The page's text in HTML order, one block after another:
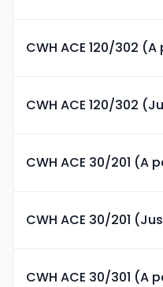
CWH ACE 120/302
CWH ACE 120/302
CWH ACE 30/201 (A
CWH ACE 30/201
CWH ACE 30/301 (A